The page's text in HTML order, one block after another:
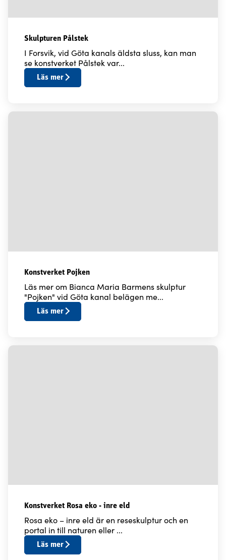
Skulpturen Pålstek
I Forsvik, vid Göta kanals äldsta sluss, kan man
se konstverket Pålstek var...
Läs mer
Konstverket Pojken
Läs mer om Bianca Maria Barmens skulptur
"Pojken" vid Göta kanal belägen me...
Läs mer
Konstverket Rosa eko - inre eld
Rosa eko – inre eld är en reseskulptur och en
portal in till naturen eller ...
Läs mer